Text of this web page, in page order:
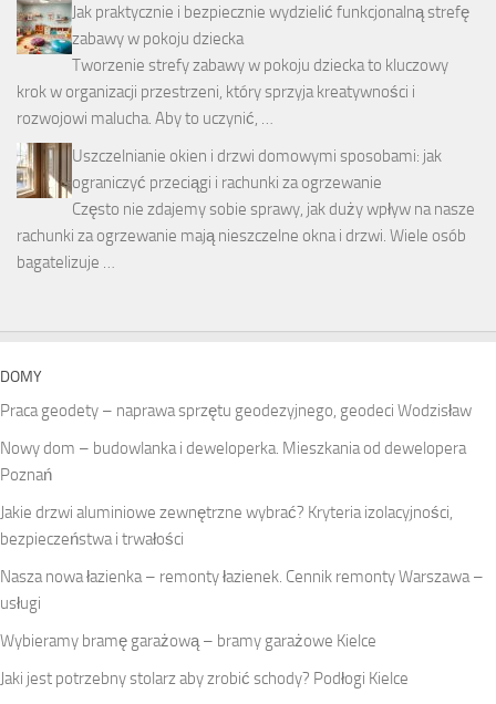
Jak praktycznie i bezpiecznie wydzielić funkcjonalną strefę
zabawy w pokoju dziecka
Tworzenie strefy zabawy w pokoju dziecka to kluczowy
krok w organizacji przestrzeni, który sprzyja kreatywności i
rozwojowi malucha. Aby to uczynić, …
Uszczelnianie okien i drzwi domowymi sposobami: jak
ograniczyć przeciągi i rachunki za ogrzewanie
Często nie zdajemy sobie sprawy, jak duży wpływ na nasze
rachunki za ogrzewanie mają nieszczelne okna i drzwi. Wiele osób
bagatelizuje …
DOMY
Praca geodety – naprawa sprzętu geodezyjnego, geodeci Wodzisław
Nowy dom – budowlanka i deweloperka. Mieszkania od dewelopera
Poznań
Jakie drzwi aluminiowe zewnętrzne wybrać? Kryteria izolacyjności,
bezpieczeństwa i trwałości
Nasza nowa łazienka – remonty łazienek. Cennik remonty Warszawa –
usługi
Wybieramy bramę garażową – bramy garażowe Kielce
Jaki jest potrzebny stolarz aby zrobić schody? Podłogi Kielce